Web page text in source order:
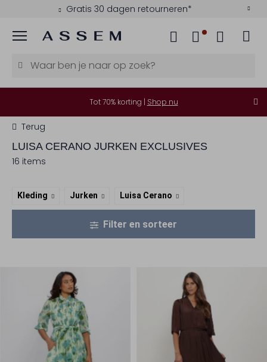
Gratis 30 dagen retourneren*
Menu
Tot 70% korting | Shop nu
Terug
LUISA CERANO JURKEN EXCLUSIVES
16 items
Kleding Jurken Luisa Cerano
Filter en sorteer